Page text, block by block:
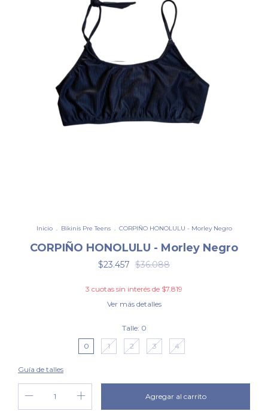
Inicio . Bikinis Pre Teens . CORPIÑO HONOLULU - Morley Negro
CORPIÑO HONOLULU - Morley Negro
$23.457 $36.088
3 cuotas sin interés de $7.819
Ver más detalles
Talle: 0
0
1 2 3 4
Guía de talles